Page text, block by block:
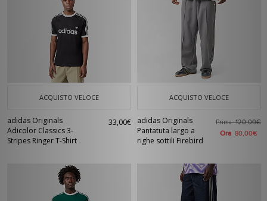
ACQUISTO VELOCE
adidas Originals
Adicolor Classics 3-
Stripes Ringer T-Shirt
33,00€
ACQUISTO VELOCE
adidas Originals
Pantatuta largo a
righe sottili Firebird
Prima120,00€
Ora 80,00€